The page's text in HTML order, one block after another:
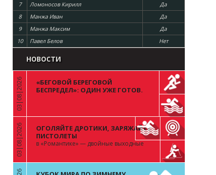
7
Ломоносов Кирилл
Да
8
Манжа Иван
Да
9
Манжа Максим
Да
10
Павел Белов Нет
НОВОСТИ
«
03|08|2026
«БЕГОВОЙ БЕРЕГОВОЙ
БЕСПРЕДЕЛ»: ОДИН УЖЕ ГОТОВ.
«
03|08|2026
ОГОЛЯЙТЕ ДРОТИКИ, ЗАРЯЖАЙТЕ
ПИСТОЛЕТЫ
в «Романтике» — двойные выходные